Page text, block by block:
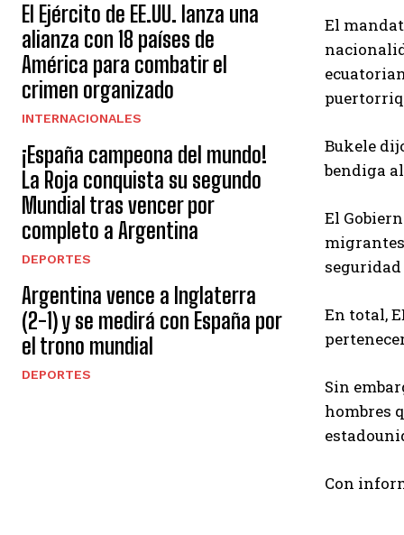
El Ejército de EE.UU. lanza una
alianza con 18 países de
América para combatir el
crimen organizado
INTERNACIONALES
¡España campeona del mundo!
La Roja conquista su segundo
Mundial tras vencer por
completo a Argentina
DEPORTES
Argentina vence a Inglaterra
(2-1) y se medirá con España por
el trono mundial
DEPORTES
El
Bukele
bendiga
El
seguridad
En total,
Sin
hombres
Con